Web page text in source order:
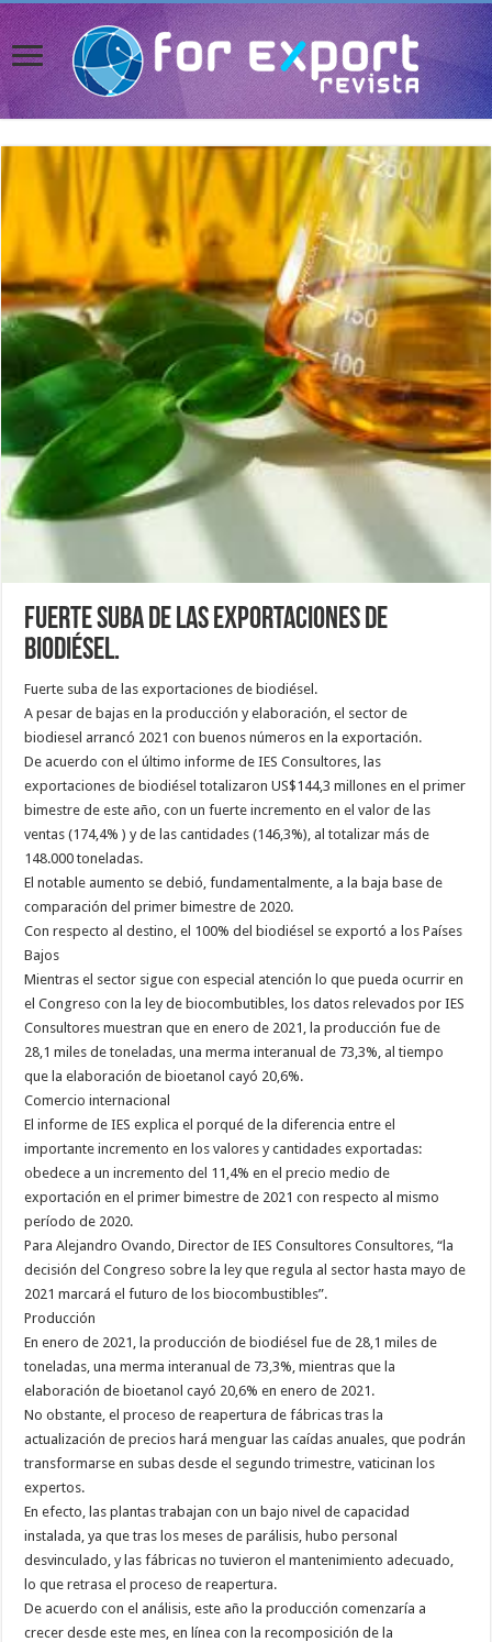
Fuerte suba de las exportaciones de
biodiésel.
Fuerte suba de las exportaciones de biodiésel.
A pesar de bajas en la producción y elaboración, el sector de
biodiesel arrancó 2021 con buenos números en la exportación.
De acuerdo con el último informe de IES Consultores, las
exportaciones de biodiésel totalizaron US$144,3 millones en el primer
bimestre de este año, con un fuerte incremento en el valor de las
ventas (174,4% ) y de las cantidades (146,3%), al totalizar más de
148.000 toneladas.
El notable aumento se debió, fundamentalmente, a la baja base de
comparación del primer bimestre de 2020.
Con respecto al destino, el 100% del biodiésel se exportó a los Países
Bajos
Mientras el sector sigue con especial atención lo que pueda ocurrir en
el Congreso con la ley de biocombutibles, los datos relevados por IES
Consultores muestran que en enero de 2021, la producción fue de
28,1 miles de toneladas, una merma interanual de 73,3%, al tiempo
que la elaboración de bioetanol cayó 20,6%.
Comercio internacional
El informe de IES explica el porqué de la diferencia entre el
importante incremento en los valores y cantidades exportadas:
obedece a un incremento del 11,4% en el precio medio de
exportación en el primer bimestre de 2021 con respecto al mismo
período de 2020.
Para Alejandro Ovando, Director de IES Consultores Consultores, “la
decisión del Congreso sobre la ley que regula al sector hasta mayo de
2021 marcará el futuro de los biocombustibles”.
Producción
En enero de 2021, la producción de biodiésel fue de 28,1 miles de
toneladas, una merma interanual de 73,3%, mientras que la
elaboración de bioetanol cayó 20,6% en enero de 2021.
No obstante, el proceso de reapertura de fábricas tras la
actualización de precios hará menguar las caídas anuales, que podrán
transformarse en subas desde el segundo trimestre, vaticinan los
expertos.
En efecto, las plantas trabajan con un bajo nivel de capacidad
instalada, ya que tras los meses de parálisis, hubo personal
desvinculado, y las fábricas no tuvieron el mantenimiento adecuado,
lo que retrasa el proceso de reapertura.
De acuerdo con el análisis, este año la producción comenzaría a
crecer desde este mes, en línea con la recomposición de la